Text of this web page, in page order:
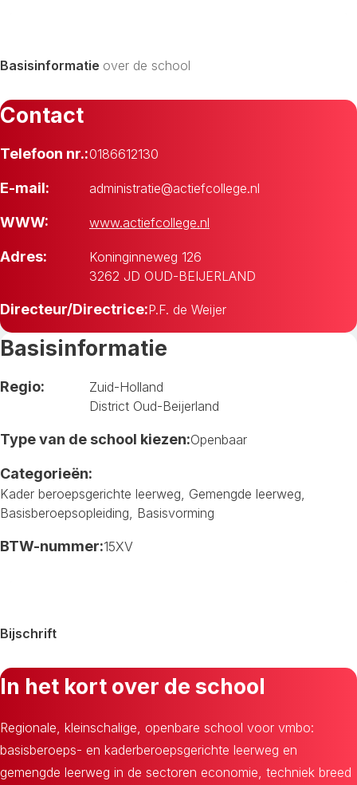
Basisinformatie over de school
Contact
Telefoon nr.:0186612130
E-mail: administratie@actiefcollege.nl
WWW: www.actiefcollege.nl
Adres:
Koninginneweg 126
3262 JD OUD-BEIJERLAND
Directeur/Directrice:P.F. de Weijer
Basisinformatie
Regio:
Zuid-Holland
District Oud-Beijerland
Type van de school kiezen:Openbaar
Categorieën:
Kader beroepsgerichte leerweg Gemengde leerweg
Basisberoepsopleiding Basisvorming
BTW-nummer:15XV
Bijschrift
In het kort over de school
Regionale, kleinschalige, openbare school voor vmbo:
basisberoeps- en kaderberoepsgerichte leerweg en
gemengde leerweg in de sectoren economie, techniek breed